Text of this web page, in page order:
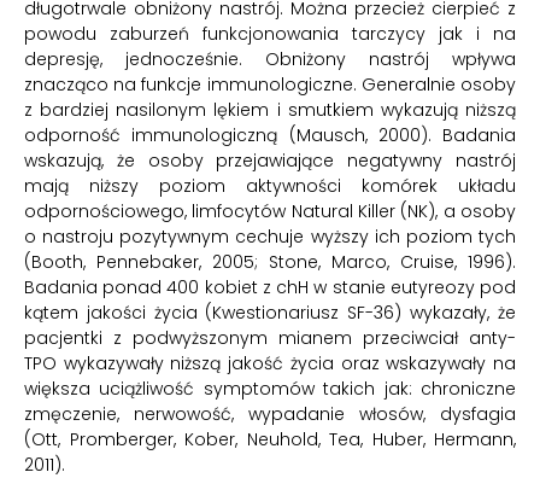
długotrwale obniżony nastrój. Można przecież cierpieć z
powodu zaburzeń funkcjonowania tarczycy jak i na
depresję, jednocześnie. Obniżony nastrój wpływa
znacząco na funkcje immunologiczne. Generalnie osoby
z bardziej nasilonym lękiem i smutkiem wykazują niższą
odporność immunologiczną (Mausch, 2000). Badania
wskazują, że osoby przejawiające negatywny nastrój
mają niższy poziom aktywności komórek układu
odpornościowego, limfocytów Natural Killer (NK), a osoby
o nastroju pozytywnym cechuje wyższy ich poziom tych
(Booth, Pennebaker, 2005; Stone, Marco, Cruise, 1996).
Badania ponad 400 kobiet z chH w stanie eutyreozy pod
kątem jakości życia (Kwestionariusz SF-36) wykazały, że
pacjentki z podwyższonym mianem przeciwciał anty-
TPO wykazywały niższą jakość życia oraz wskazywały na
większa uciążliwość symptomów takich jak: chroniczne
zmęczenie, nerwowość, wypadanie włosów, dysfagia
(Ott, Promberger, Kober, Neuhold, Tea, Huber, Hermann,
2011).